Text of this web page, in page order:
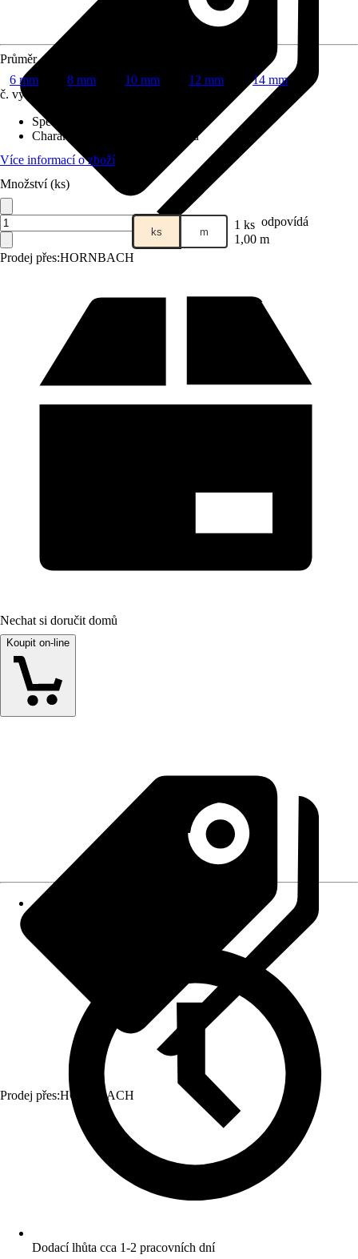
Prodej přes:HORNBACH
Průměr
6 mm
8 mm 10 mm 12 mm
14 mm
č. výrobku
Specifikace materiálu
Charakteristika kvality
Bez suků
Více informací o zboží
Množství (ks)
ks m 1 ks odpovídá
1,00 m
Nechat si doručit domů
Koupit on-line
Prodej přes:HORNBACH
Dodací lhůta cca 1-2 pracovních dní